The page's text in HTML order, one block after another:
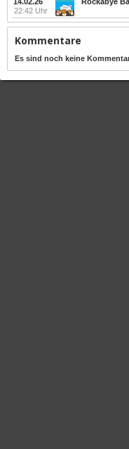
22:42 Uhr
Kommentare
Es sind noch keine